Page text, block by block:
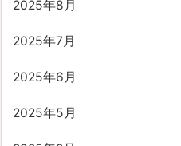
2025年8月
2025年7月
2025年6月
2025年5月